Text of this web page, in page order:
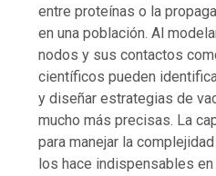
entre proteínas o la
en una población. Al
nodos y sus contactos
científicos pueden
y diseñar estrategias de
mucho más precisas. La
para manejar la
los hace indispensables